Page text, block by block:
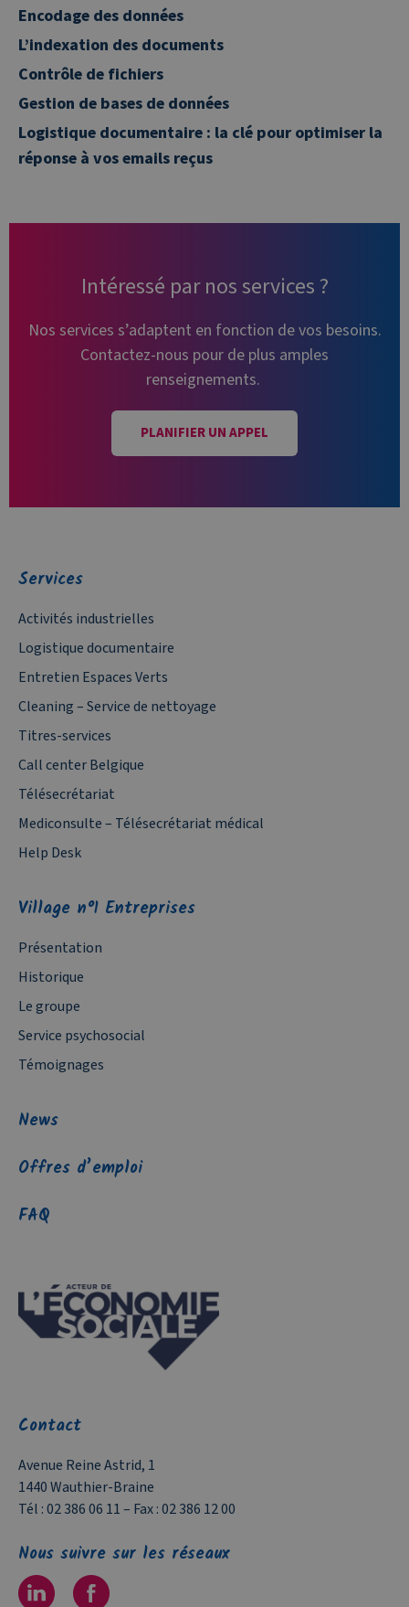
Encodage des données
L’indexation des documents
Contrôle de fichiers
Gestion de bases de données
Logistique documentaire : la clé pour optimiser la
réponse à vos emails reçus
Intéressé par nos services ?
Nos services s’adaptent en fonction de vos besoins.
Contactez-nous pour de plus amples
renseignements.
PLANIFIER UN APPEL
Services
Activités industrielles
Logistique documentaire
Entretien Espaces Verts
Cleaning – Service de nettoyage
Titres-services
Call center Belgique
Télésecrétariat
Mediconsulte – Télésecrétariat médical
Help Desk
Village n°1 Entreprises
Présentation
Historique
Le groupe
Service psychosocial
Témoignages
News
Offres d’emploi
FAQ
Contact
Avenue Reine Astrid, 1
1440 Wauthier-Braine
Tél :02 386 06 11– Fax :02 386 12 00
Nous suivre sur les réseaux